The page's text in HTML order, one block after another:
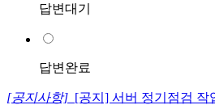
답변대기
답변완료
[공지사항] [공지] 서버 정기점검 작